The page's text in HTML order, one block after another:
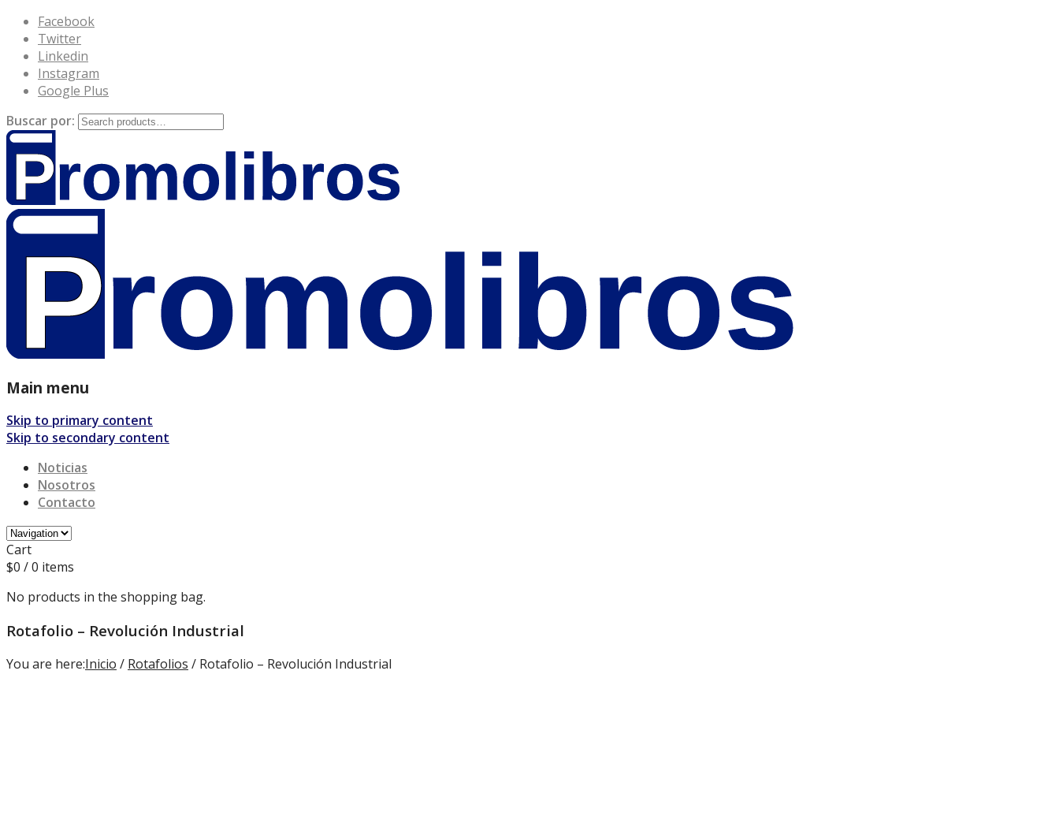
Facebook
Twitter
Linkedin
Instagram
Google Plus
Buscar por:
Main menu
Skip to primary content
Skip to secondary content
Noticias
Nosotros
Contacto
Cart
$0 / 0 items
No products in the shopping bag.
Rotafolio – Revolución Industrial
You are here:Inicio / Rotafolios / Rotafolio – Revolución Industrial